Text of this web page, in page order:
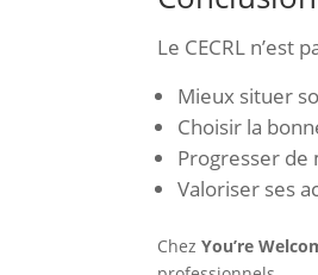
Le CECRL n’est
Mieux situer
Choisir la
Progresser de
Valoriser ses
Chez You’re